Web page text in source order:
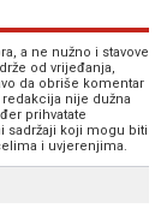
a ne nužno i stavove
od vrijeđanja,
da obriše komentar
nije dužna
prihvatate
sadržaji koji mogu biti
i uvjerenjima.